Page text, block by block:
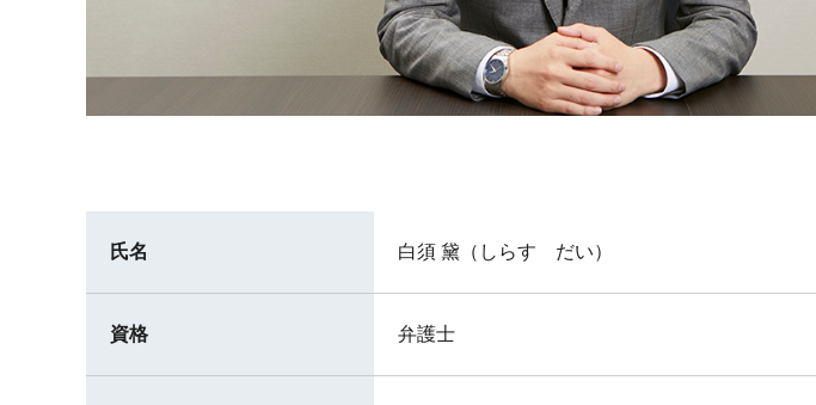
氏名 白須 黛（しらす だい）
資格 弁護士